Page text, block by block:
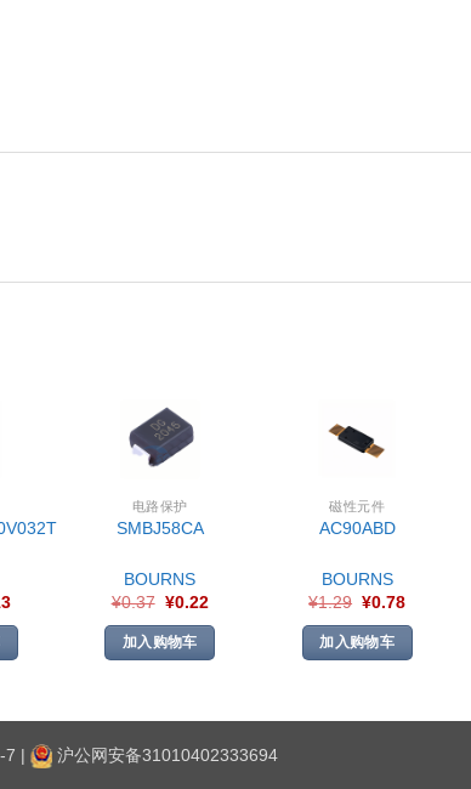
电路保护
SMBJ58CA
BOURNS
¥0.37 ¥0.22
加入购物车
磁性元件
AC90ABD
BOURNS
¥1.29 ¥0.78
加入购物车
7 | 沪公网安备31010402333694